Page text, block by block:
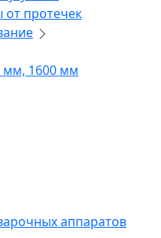
протечек
мм, 1600 мм
аппаратов